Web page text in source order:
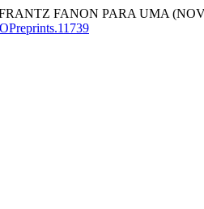
FANON PARA UMA